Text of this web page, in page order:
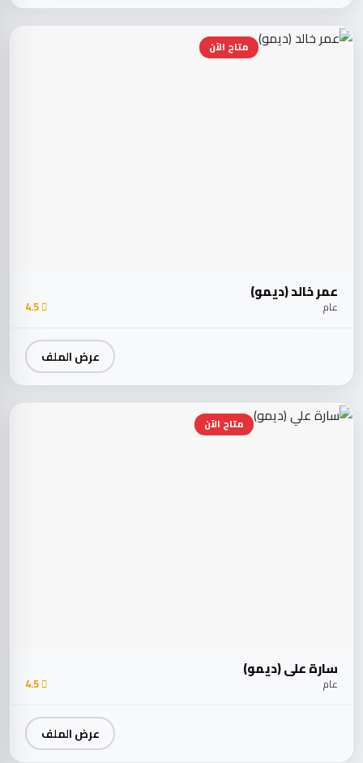
متاح الآن
عمر خالد (ديمو)
عام 4.5
عرض الملف
متاح الآن
سارة علي (ديمو)
عام 4.5
عرض الملف